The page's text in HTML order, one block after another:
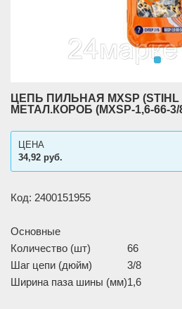
ЦЕПЬ ПИЛЬНАЯ MXSP (STIHL
МЕТАЛ.КОРОБ (MXSP-1,6-66-3/
34,92 руб.
ЦЕНА
Код: 2400151955
Основные
Количество (шт)
66
Шаг цепи (дюйм)
3/8
Ширина паза шины (мм)1,6